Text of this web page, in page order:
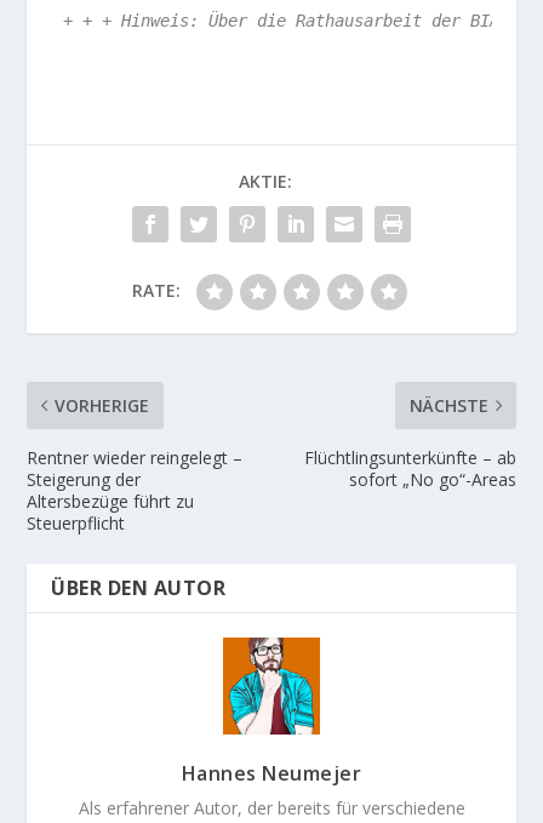
+ + + Hinweis: Über die Rathausarbeit der BIA
AKTIE:
RATE:
VORHERIGE
Rentner wieder reingelegt –
Steigerung der
Altersbezüge führt zu
Steuerpflicht
NÄCHSTE
Flüchtlingsunterkünfte – ab
sofort „No go“-Areas
ÜBER DEN AUTOR
Hannes Neumejer
Als erfahrener Autor, der bereits für verschiedene